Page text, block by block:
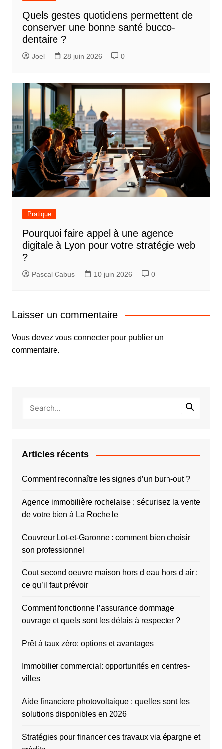
Quels gestes quotidiens permettent de
conserver une bonne santé bucco-
dentaire ?
Joel 28 juin 2026 0
Pratique
Pourquoi faire appel à une agence
digitale à Lyon pour votre stratégie web
?
Pascal Cabus 10 juin 2026 0
Laisser un commentaire
Vous devez vous connecterpour publier un
commentaire.
Articles récents
Comment reconnaître les signes d’un burn-out ?
Agence immobilière rochelaise : sécurisez la vente
de votre bien à La Rochelle
Couvreur Lot-et-Garonne : comment bien choisir
son professionnel
Cout second oeuvre maison hors d eau hors d air :
ce qu’il faut prévoir
Comment fonctionne l’assurance dommage
ouvrage et quels sont les délais à respecter ?
Prêt à taux zéro: options et avantages
Immobilier commercial: opportunités en centres-
villes
Aide financiere photovoltaique : quelles sont les
solutions disponibles en 2026
Stratégies pour financer des travaux via épargne et